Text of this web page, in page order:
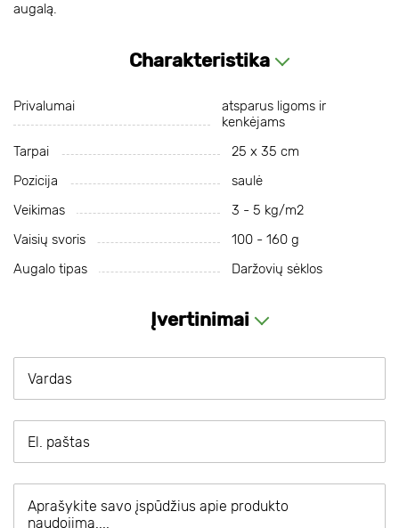
augalą.
Charakteristika
Privalumai
atsparus ligoms ir
kenkėjams
Tarpai
25 х 35 cm
Pozicija
saulė
Veikimas
3 - 5 kg/m2
Vaisių svoris
100 - 160 g
Augalo tipas
Daržovių sėklos
Įvertinimai